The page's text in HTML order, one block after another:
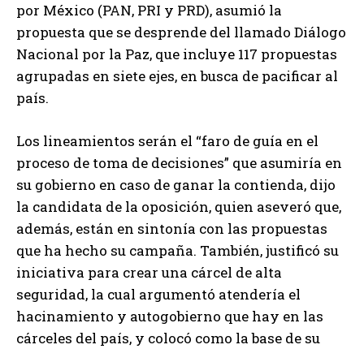
por México (PAN, PRI y PRD), asumió la
propuesta que se desprende del llamado Diálogo
Nacional por la Paz, que incluye 117 propuestas
agrupadas en siete ejes, en busca de pacificar al
país.
Los lineamientos serán el “faro de guía en el
proceso de toma de decisiones” que asumiría en
su gobierno en caso de ganar la contienda, dijo
la candidata de la oposición, quien aseveró que,
además, están en sintonía con las propuestas
que ha hecho su campaña. También, justificó su
iniciativa para crear una cárcel de alta
seguridad, la cual argumentó atendería el
hacinamiento y autogobierno que hay en las
cárceles del país, y colocó como la base de su